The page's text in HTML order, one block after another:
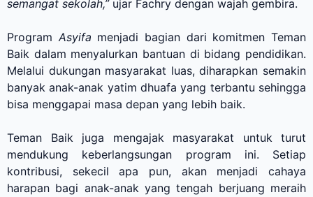
semangat sekolah,”ujar Fachry dengan wajah gembira.
ProgramAsyifa menjadi bagian dari komitmen Teman
Baik dalam menyalurkan bantuan di bidang pendidikan.
Melalui dukungan masyarakat luas, diharapkan semakin
banyak anak-anak yatim dhuafa yang terbantu sehingga
bisa menggapai masa depan yang lebih baik.
Teman Baik juga mengajak masyarakat untuk turut
mendukung keberlangsungan program ini. Setiap
kontribusi, sekecil apa pun, akan menjadi cahaya
harapan bagi anak-anak yang tengah berjuang meraih